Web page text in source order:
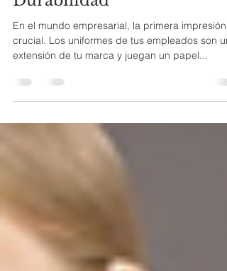
Invirtiendo en Imagen y
Durabilidad
En el mundo empresarial, la primera impresión
extensión de tu marca y juegan un papel...